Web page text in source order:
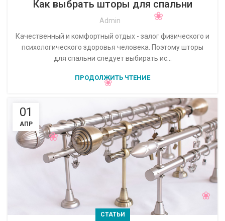
Как выбрать шторы для спальни
Admin
Качественный и комфортный отдых - залог физического и
психологического здоровья человека. Поэтому шторы
для спальни следует выбирать ис...
ПРОДОЛЖИТЬ ЧТЕНИЕ
01
АПР
СТАТЬИ